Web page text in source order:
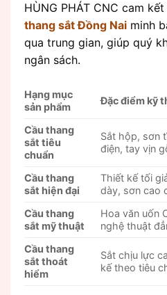
HÙNG PHÁT CNC cam
thang sắt Đồng Nai minh
qua trung gian, giúp quý
ngân sách.
Hạng mục
sản phẩm
Đặc điểm kỹ
Cầu thang
sắt tiêu
chuẩn
Sắt hộp, sơn
điện, tay vịn
Cầu thang
sắt hiện đại
Thiết kế tối
dày, sơn cao
Cầu thang
sắt mỹ thuật
Hoa văn uốn
nghệ thuật
Cầu thang
sắt thoát
hiểm
Sắt chịu lực
kế theo tiêu